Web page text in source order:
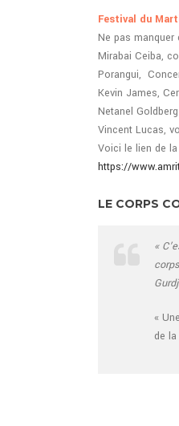
Festival du
Ne pas
Mirabai Ceiba,
Porangui,
Kevin James,
Netanel
Vincent Lucas,
Voici le lien de
https://
LE CORPS
«
«
de